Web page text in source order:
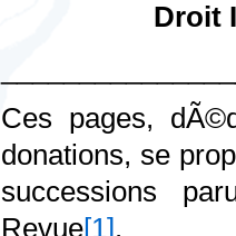
Droit
Ces pages,
donations, se
successions
Revue[1].